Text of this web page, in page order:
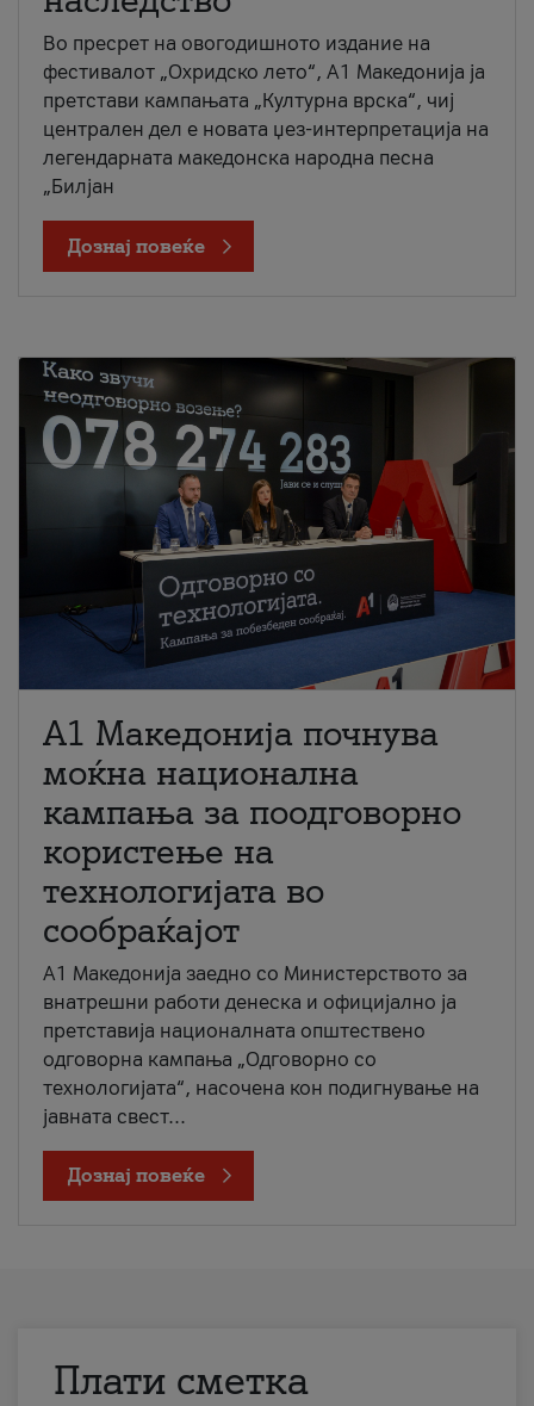
Во пресрет на овогодишното издание на
фестивалот „Охридско лето“, А1 Македонија ја
претстави кампањата „Културна врска“, чиј
централен дел е новата џез-интерпретација на
легендарната македонска народна песна
„Билјан
Дознај повеќе
A1 Македонија почнува
моќна национална
кампања за поодговорно
користење на
технологијата во
сообраќајот
A1 Македонија заедно со Министерството за
внатрешни работи денеска и официјално ја
претставија националната општествено
одговорна кампања „Одговорно со
технологијата“, насочена кон подигнување на
јавната свест...
Дознај повеќе
Плати сметка